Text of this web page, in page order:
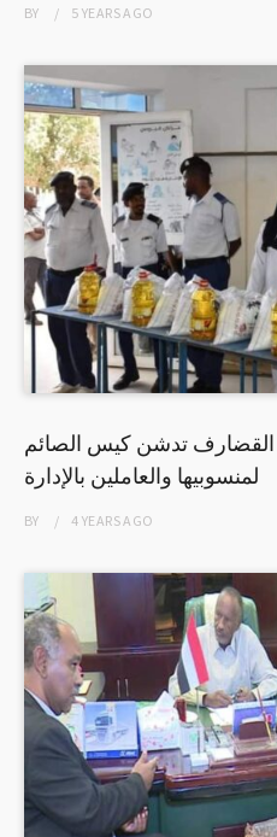
BY 5 YEARSAGO
تدشن كيس الصائم
لمنسوبيها والعاملين بالإدارة
BY 4 YEARSAGO